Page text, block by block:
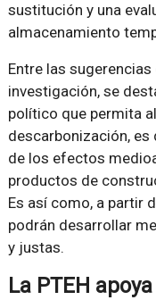
sustitución y una
almacenamiento
Entre las
investigación, se
político que permita
descarbonización, es
de los efectos
productos de
Es así como, a partir
podrán desarrollar
y justas.
La PTEH